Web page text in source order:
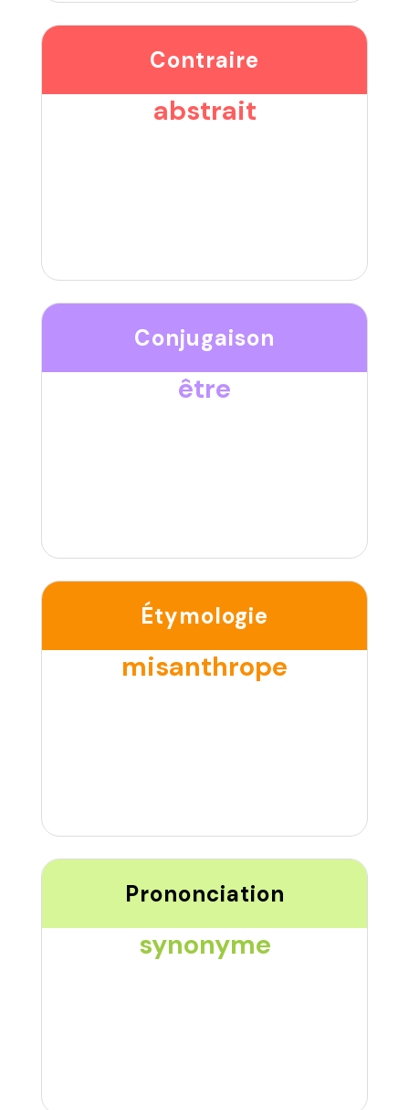
Contraire
abstrait
Conjugaison
être
Étymologie
misanthrope
Prononciation
synonyme